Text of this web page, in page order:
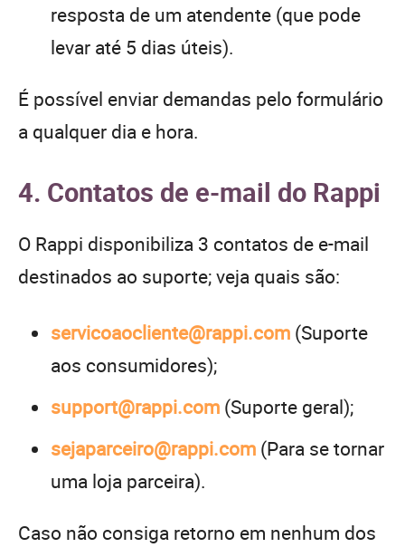
resposta de um atendente (que pode
levar até 5 dias úteis).
É possível enviar demandas pelo formulário
a qualquer dia e hora.
4. Contatos de e-mail do Rappi
O Rappi disponibiliza 3 contatos de e-mail
destinados ao suporte; veja quais são:
servicoaocliente@rappi.com (Suporte
aos consumidores);
support@rappi.com (Suporte geral);
sejaparceiro@rappi.com (Para se tornar
uma loja parceira).
Caso não consiga retorno em nenhum dos